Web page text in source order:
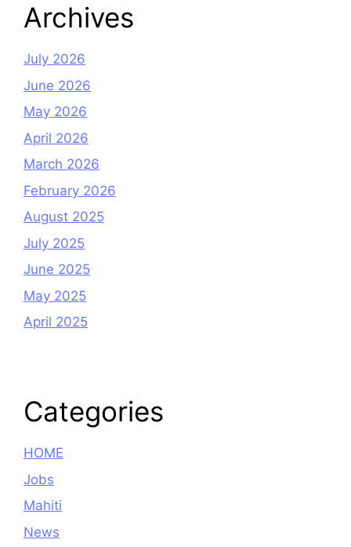
Archives
July 2026
June 2026
May 2026
April 2026
March 2026
February 2026
August 2025
July 2025
June 2025
May 2025
April 2025
Categories
HOME
Jobs
Mahiti
News